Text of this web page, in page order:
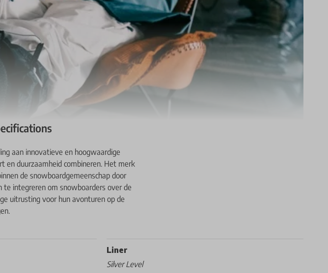
aan innovatieve en hoogwaardige
en duurzaamheid combineren. Het merk
de snowboardgemeenschap door
te integreren om snowboarders over de
uitrusting voor hun avonturen op de
Liner
Silver Level